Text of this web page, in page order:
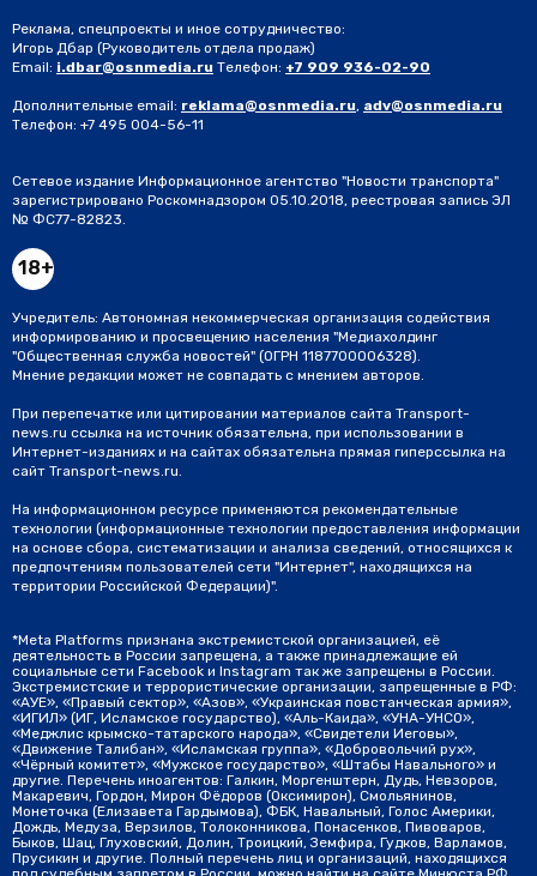
Реклама, спецпроекты и иное сотрудничество:
Игорь Дбар (Руководитель отдела продаж)
Email: i.dbar@osnmedia.ru Телефон: +7 909 936-02-90
Дополнительные email: reklama@osnmedia.ru, adv@osnmedia.ru
Телефон: +7 495 004-56-11
Сетевое издание Информационное агентство "Новости транспорта"
зарегистрировано Роскомнадзором 05.10.2018, реестровая запись ЭЛ
№ ФС77-82823.
18+
Учредитель: Автономная некоммерческая организация содействия
информированию и просвещению населения "Медиахолдинг
"Общественная служба новостей" (ОГРН 1187700006328).
Мнение редакции может не совпадать с мнением авторов.
При перепечатке или цитировании материалов сайта Transport-
news.ru ссылка на источник обязательна, при использовании в
Интернет-изданиях и на сайтах обязательна прямая гиперссылка на
сайт Transport-news.ru.
На информационном ресурсе применяются рекомендательные
технологии (информационные технологии предоставления информации
на основе сбора, систематизации и анализа сведений, относящихся к
предпочтениям пользователей сети "Интернет", находящихся на
территории Российской Федерации)".
*Meta Platforms признана экстремистской организацией, её
деятельность в России запрещена, а также принадлежащие ей
социальные сети Facebook и Instagram так же запрещены в России.
Экстремистские и террористические организации, запрещенные в РФ:
«АУЕ», «Правый сектор», «Азов», «Украинская повстанческая армия»,
«ИГИЛ» (ИГ, Исламское государство), «Аль-Каида», «УНА-УНСО»,
«Меджлис крымско-татарского народа», «Свидетели Иеговы»,
«Движение Талибан», «Исламская группа», «Добровольчий рух»,
«Чёрный комитет», «Мужское государство», «Штабы Навального» и
другие. Перечень иноагентов: Галкин, Моргенштерн, Дудь, Невзоров,
Макаревич, Гордон, Мирон Фёдоров (Оксимирон), Смольянинов,
Монеточка (Елизавета Гардымова), ФБК, Навальный, Голос Америки,
Дождь, Медуза, Верзилов, Толоконникова, Понасенков, Пивоваров,
Быков, Шац, Глуховский, Долин, Троицкий, Земфира, Гудков, Варламов,
Прусикин и другие. Полный перечень лиц и организаций, находящихся